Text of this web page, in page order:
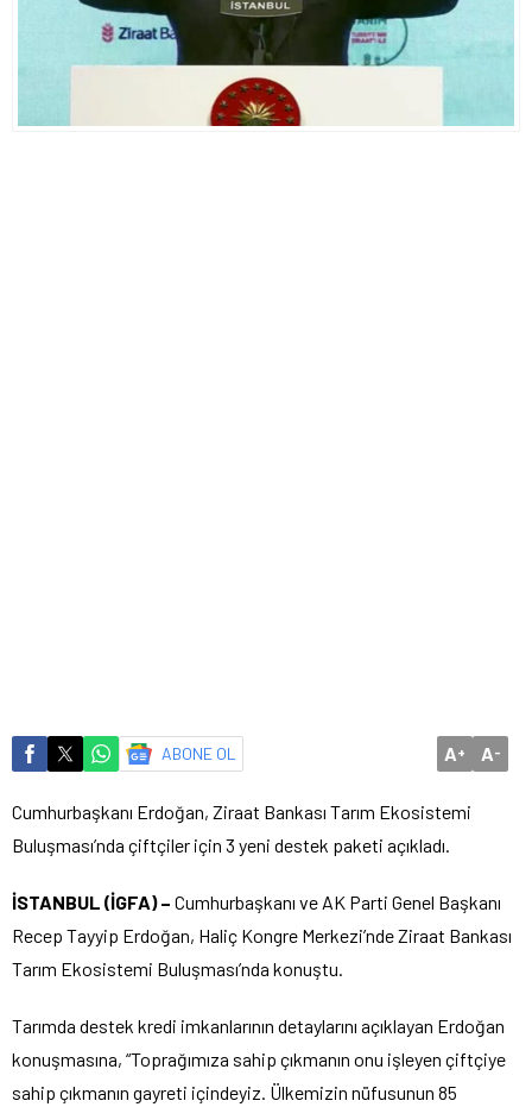
ABONE OL A+ A-
Cumhurbaşkanı Erdoğan, Ziraat Bankası Tarım Ekosistemi
Buluşması’nda çiftçiler için 3 yeni destek paketi açıkladı.
İSTANBUL (İGFA) – Cumhurbaşkanı ve AK Parti Genel Başkanı
Recep Tayyip Erdoğan, Haliç Kongre Merkezi’nde Ziraat Bankası
Tarım Ekosistemi Buluşması’nda konuştu.
Tarımda destek kredi imkanlarının detaylarını açıklayan Erdoğan
konuşmasına, “Toprağımıza sahip çıkmanın onu işleyen çiftçiye
sahip çıkmanın gayreti içindeyiz. Ülkemizin nüfusunun 85